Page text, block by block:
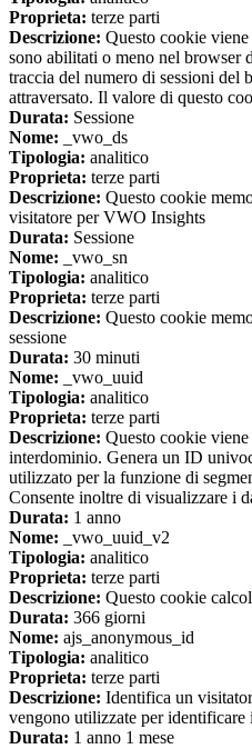
Proprieta: terze parti
Descrizione: Questo cookie
sono abilitati o meno nel browser
traccia del numero di sessioni del
attraversato. Il valore di questo
Durata: Sessione
Nome: _vwo_ds
Tipologia: analitico
Proprieta: terze parti
Descrizione: Questo cookie
visitatore per VWO Insights
Durata: Sessione
Nome: _vwo_sn
Tipologia: analitico
Proprieta: terze parti
Descrizione: Questo cookie
sessione
Durata: 30 minuti
Nome: _vwo_uuid
Tipologia: analitico
Proprieta: terze parti
Descrizione: Questo cookie
interdominio. Genera un ID
utilizzato per la funzione di
Consente inoltre di visualizzare i
Durata: 1 anno
Nome: _vwo_uuid_v2
Tipologia: analitico
Proprieta: terze parti
Descrizione: Questo cookie
Durata: 366 giorni
Nome: ajs_anonymous_id
Tipologia: analitico
Proprieta: terze parti
Descrizione: Identifica un
vengono utilizzate per
Durata: 1 anno 1 mese